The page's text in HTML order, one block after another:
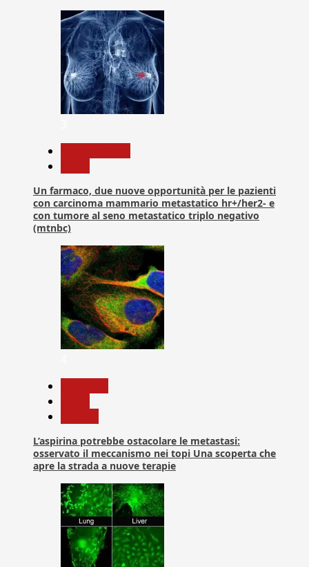
Un farmaco, due nuove opportunità per le pazienti
con carcinoma mammario metastatico hr+/her2- e
con tumore al seno metastatico triplo negativo
(mtnbc)
L’aspirina potrebbe ostacolare le metastasi:
osservato il meccanismo nei topi Una scoperta che
apre la strada a nuove terapie